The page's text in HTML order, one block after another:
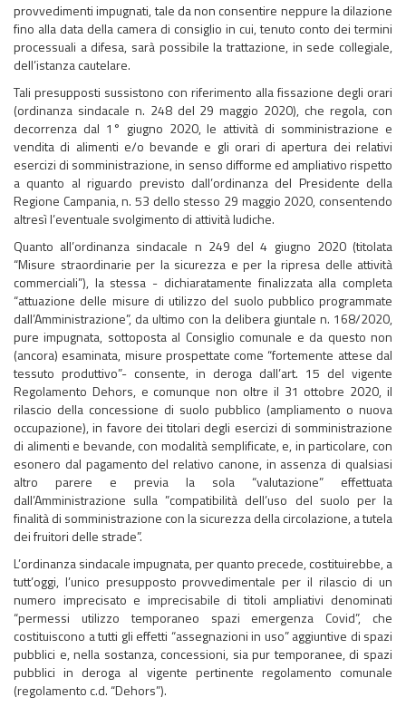
provvedimenti impugnati, tale da non consentire neppure la dilazione
fino alla data della camera di consiglio in cui, tenuto conto dei termini
processuali a difesa, sarà possibile la trattazione, in sede collegiale,
dell’istanza cautelare.
Tali presupposti sussistono con riferimento alla fissazione degli orari
(ordinanza sindacale n. 248 del 29 maggio 2020), che regola, con
decorrenza dal 1° giugno 2020, le attività di somministrazione e
vendita di alimenti e/o bevande e gli orari di apertura dei relativi
esercizi di somministrazione, in senso difforme ed ampliativo rispetto
a quanto al riguardo previsto dall’ordinanza del Presidente della
Regione Campania, n. 53 dello stesso 29 maggio 2020, consentendo
altresì l’eventuale svolgimento di attività ludiche.
Quanto all’ordinanza sindacale n 249 del 4 giugno 2020 (titolata
“Misure straordinarie per la sicurezza e per la ripresa delle attività
commerciali”), la stessa - dichiaratamente finalizzata alla completa
“attuazione delle misure di utilizzo del suolo pubblico programmate
dall’Amministrazione”, da ultimo con la delibera giuntale n. 168/2020,
pure impugnata, sottoposta al Consiglio comunale e da questo non
(ancora) esaminata, misure prospettate come “fortemente attese dal
tessuto produttivo”- consente, in deroga dall’art. 15 del vigente
Regolamento Dehors, e comunque non oltre il 31 ottobre 2020, il
rilascio della concessione di suolo pubblico (ampliamento o nuova
occupazione), in favore dei titolari degli esercizi di somministrazione
di alimenti e bevande, con modalità semplificate, e, in particolare, con
esonero dal pagamento del relativo canone, in assenza di qualsiasi
altro parere e previa la sola “valutazione” effettuata
dall’Amministrazione sulla ”compatibilità dell’uso del suolo per la
finalità di somministrazione con la sicurezza della circolazione, a tutela
dei fruitori delle strade”.
L’ordinanza sindacale impugnata, per quanto precede, costituirebbe, a
tutt’oggi, l’unico presupposto provvedimentale per il rilascio di un
numero imprecisato e imprecisabile di titoli ampliativi denominati
“permessi utilizzo temporaneo spazi emergenza Covid”, che
costituiscono a tutti gli effetti “assegnazioni in uso” aggiuntive di spazi
pubblici e, nella sostanza, concessioni, sia pur temporanee, di spazi
pubblici in deroga al vigente pertinente regolamento comunale
(regolamento c.d. “Dehors”).